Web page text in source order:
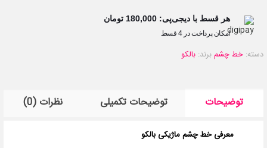
هر قسط با دیجی‌پی: 180,000 تومان
امکان پرداخت در 4 قسط
دسته: خط چشمبرند: بالکو
توضیحات توضیحات تکمیلی نظرات (0)
معرفی خط چشم ماژیکی بالکو